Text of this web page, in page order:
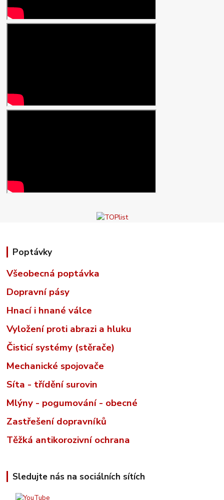
Poptávky
Všeobecná poptávka
Dopravní pásy
Hnací i hnané válce
Vyložení proti abrazi a hluku
Čisticí systémy (stěrače)
Mechanické spojovače
Síta - třídění surovin
Mlýny - pogumování - obecné
Zastřešení dopravníků
Těžká antikorozivní ochrana
Sledujte nás na sociálních sítích